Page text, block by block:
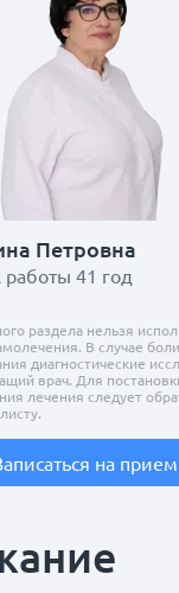
Петровна
работы 41 год
раздела нельзя
В случае
диагностические
врач. Для
лечения следует
на прием